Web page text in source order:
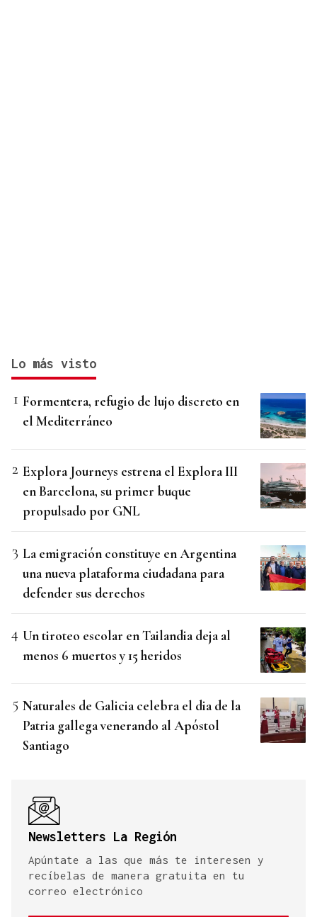
Lo más visto
Formentera, refugio de lujo discreto en
el Mediterráneo
Explora Journeys estrena el Explora III
en Barcelona, su primer buque
propulsado por GNL
La emigración constituye en Argentina
una nueva plataforma ciudadana para
defender sus derechos
Un tiroteo escolar en Tailandia deja al
menos 6 muertos y 15 heridos
Naturales de Galicia celebra el dia de la
Patria gallega venerando al Apóstol
Santiago
Newsletters La Región
Apúntate a las que más te interesen y
recíbelas de manera gratuita en tu
correo electrónico